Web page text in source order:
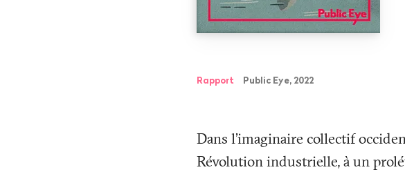
Rapport Public Eye, 2022
Dans l’imaginaire collectif
Révolution industrielle, à un